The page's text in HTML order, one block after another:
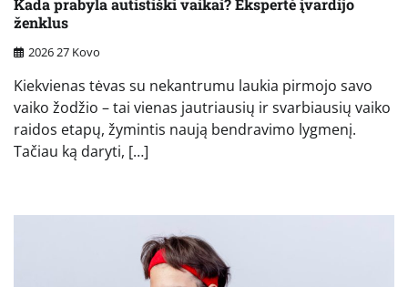
Kada prabyla autistiški vaikai? Ekspertė įvardijo
ženklus
2026 27 Kovo
Kiekvienas tėvas su nekantrumu laukia pirmojo savo
vaiko žodžio – tai vienas jautriausių ir svarbiausių vaiko
raidos etapų, žymintis naują bendravimo lygmenį.
Tačiau ką daryti, […]